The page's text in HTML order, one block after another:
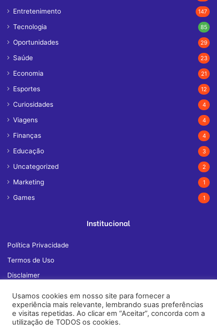
Entretenimento 147
Tecnologia 85
Oportunidades 29
Saúde 23
Economia 21
Esportes 12
Curiosidades 4
Viagens 4
Finanças 4
Educação 3
Uncategorized 2
Marketing 1
Games 1
Institucional
Política Privacidade
Termos de Uso
Disclaimer
Fale Conosco
Usamos cookies em nosso site para fornecer a
experiência mais relevante, lembrando suas preferências
e visitas repetidas. Ao clicar em “Aceitar”, concorda com a
utilização de TODOS os cookies.